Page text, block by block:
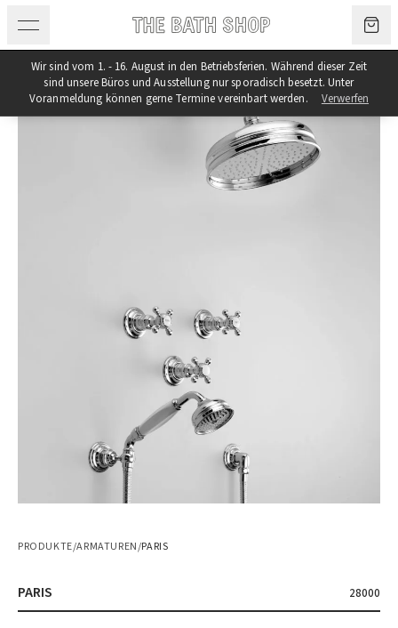
Wir sind vom 1. - 16. August in den Betriebsferien. Während dieser Zeit
sind unsere Büros und Ausstellung nur sporadisch besetzt. Unter
Voranmeldung können gerne Termine vereinbart werden.
Verwerfen
PRODUKTE/ARMATUREN/PARIS
PARIS 28000